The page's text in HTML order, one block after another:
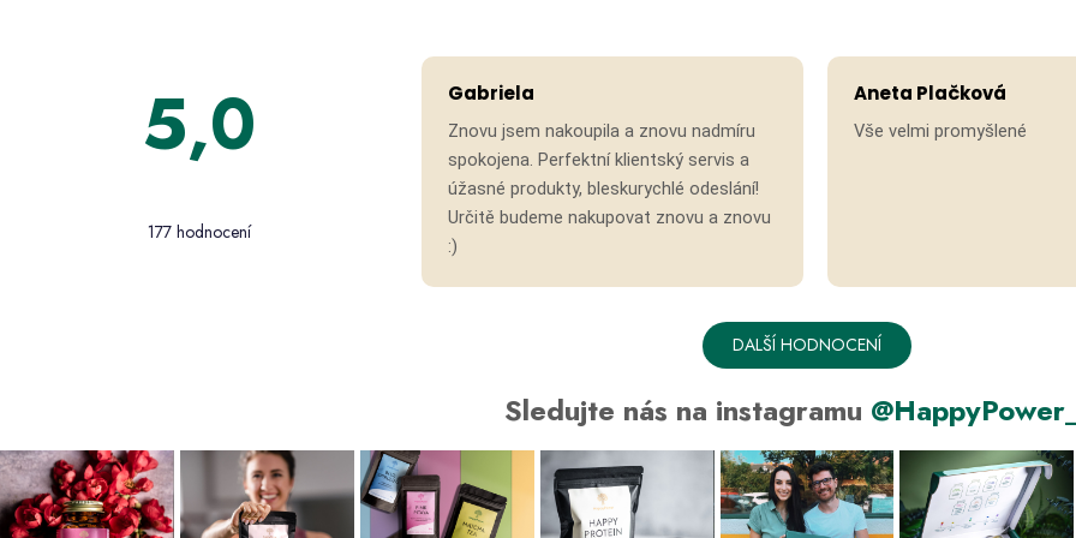
5,0
obchodu
177 hodnocení
Gabriela
Znovu jsem nakoupila a znovu nadmíru
spokojena. Perfektní klientský servis a
úžasné produkty, bleskurychlé odeslání!
Určitě budeme nakupovat znovu a znovu
:)
Aneta Plačková
Vše velmi promyšlené
DALŠÍ HODNOCENÍ
Sledujte nás na instagramu